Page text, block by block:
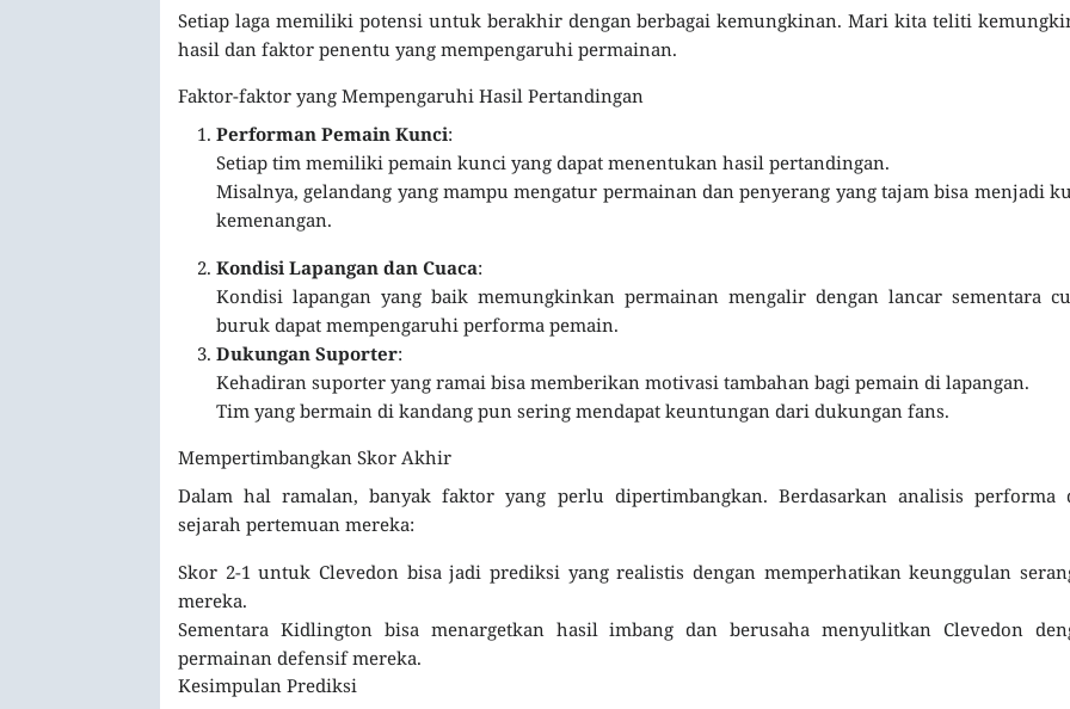
Setiap laga memiliki potensi untuk berakhir dengan berbagai kemungkinan. Mari kita teliti
hasil dan faktor penentu yang mempengaruhi permainan.
Faktor-faktor yang Mempengaruhi Hasil Pertandingan
Performan Pemain Kunci:
Setiap tim memiliki pemain kunci yang dapat menentukan hasil pertandingan.
Misalnya, gelandang yang mampu mengatur permainan dan penyerang yang tajam bisa menjadi
kemenangan.
Kondisi Lapangan dan Cuaca:
Kondisi lapangan yang baik memungkinkan permainan mengalir dengan lancar sementara
buruk dapat mempengaruhi performa pemain.
Dukungan Suporter:
Kehadiran suporter yang ramai bisa memberikan motivasi tambahan bagi pemain di lapangan.
Tim yang bermain di kandang pun sering mendapat keuntungan dari dukungan fans.
Mempertimbangkan Skor Akhir
Dalam hal ramalan, banyak faktor yang perlu dipertimbangkan. Berdasarkan analisis performa
sejarah pertemuan mereka:
Skor 2-1 untuk Clevedon bisa jadi prediksi yang realistis dengan memperhatikan keunggulan
mereka.
Sementara Kidlington bisa menargetkan hasil imbang dan berusaha menyulitkan Clevedon
permainan defensif mereka.
Kesimpulan Prediksi